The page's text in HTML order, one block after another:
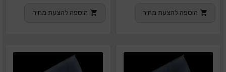
הוספה להצעת מחיר הוספה להצעת מחיר